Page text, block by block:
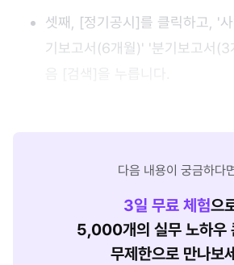
셋째, [정기공시]를 클릭하고, '
기보고서(6개월)' '분기보고서(3
다음 내용이 궁금하다
3일 무료 체험으
5,000개의 실무 노하우
무제한으로 만나보